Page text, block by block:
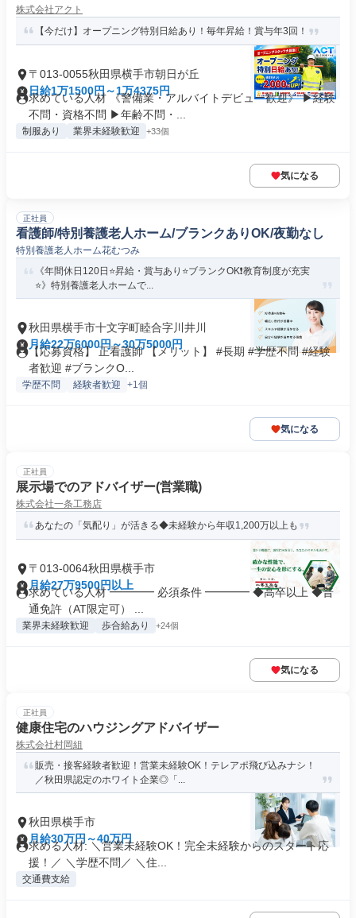
株式会社アクト
【今だけ】オープニング特別日給あり！毎年昇給！賞与年3回！
〒013-0055秋田県横手市朝日が丘
日給1万1500円～1万4375円
求めている人材 《警備業・アルバイトデビュー歓迎》 ▶経験
不問・資格不問 ▶年齢不問・...
制服あり 業界未経験歓迎 +33個
気になる
正社員
看護師/特別養護老人ホーム/ブランクありOK/夜勤なし
特別養護老人ホーム花むつみ
《年間休日120日⭐昇給・賞与あり⭐ブランクOK❗️教育制度が充実
⭐》特別養護老人ホームで...
秋田県横手市十文字町睦合字川井川
月給22万6000円～30万5000円
【応募資格】 正看護師 【メリット】 #長期 #学歴不問 #経験
者歓迎 #ブランクO...
学歴不問 経験者歓迎 +1個
気になる
正社員
展示場でのアドバイザー(営業職)
株式会社一条工務店
あなたの「気配り」が活きる◆未経験から年収1,200万以上も
〒013-0064秋田県横手市
月給27万9500円以上
求めている人材 ━━━━ 必須条件 ━━━━ ◆高卒以上 ◆普
通免許（AT限定可） ...
業界未経験歓迎 歩合給あり +24個
気になる
正社員
健康住宅のハウジングアドバイザー
株式会社村岡組
販売・接客経験者歓迎！営業未経験OK！テレアポ飛び込みナシ！
／秋田県認定のホワイト企業◎「...
秋田県横手市
月給30万円～40万円
求める人材: ＼営業未経験OK！完全未経験からのスタート応
援！／ ＼学歴不問／ ＼住...
交通費支給